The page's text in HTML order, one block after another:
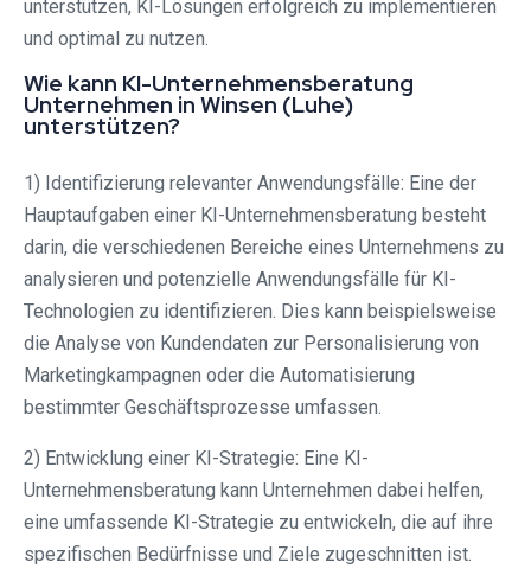
unterstützen, KI-Lösungen erfolgreich zu implementieren
und optimal zu nutzen.
Wie kann KI-Unternehmensberatung
Unternehmen in Winsen (Luhe)
unterstützen?
1) Identifizierung relevanter Anwendungsfälle: Eine der
Hauptaufgaben einer KI-Unternehmensberatung besteht
darin, die verschiedenen Bereiche eines Unternehmens zu
analysieren und potenzielle Anwendungsfälle für KI-
Technologien zu identifizieren. Dies kann beispielsweise
die Analyse von Kundendaten zur Personalisierung von
Marketingkampagnen oder die Automatisierung
bestimmter Geschäftsprozesse umfassen.
2) Entwicklung einer KI-Strategie: Eine KI-
Unternehmensberatung kann Unternehmen dabei helfen,
eine umfassende KI-Strategie zu entwickeln, die auf ihre
spezifischen Bedürfnisse und Ziele zugeschnitten ist.